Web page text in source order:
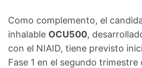
Como complemento, el
inhalable OCU500,
con el NIAID, tiene previsto
Fase 1 en el segundo trimestre